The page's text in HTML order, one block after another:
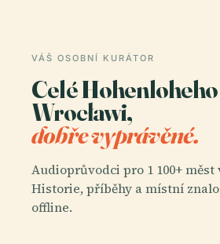
VÁŠ OSOBNÍ KURÁTOR
Celé
Wrocławi,
dobře vyprávěné.
Audioprůvodci pro 1 100+ měst
Historie, příběhy a místní
offline.